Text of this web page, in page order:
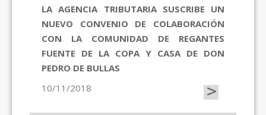
LA AGENCIA TRIBUTARIA SUSCRIBE UN
NUEVO CONVENIO DE COLABORACIÓN
CON LA COMUNIDAD DE REGANTES
FUENTE DE LA COPA Y CASA DE DON
PEDRO DE BULLAS
10/11/2018
>